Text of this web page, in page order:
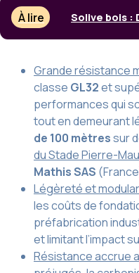
À lire Solive bois :
Grande résistance
classe GL32et
performances qui
tout en demeurant
de 100 mètressur
du Stade Pierre-
Mathis SAS
Légèreté et
les coûts de
préfabrication
et limitant l’impact
Résistance accrue